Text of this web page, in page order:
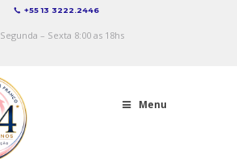
+55 13 3222.2446
Segunda – Sexta 8:00 as 18hs
Menu